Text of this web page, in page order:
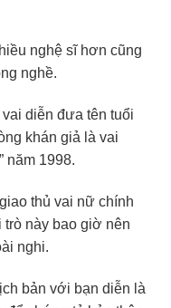
nghệ sĩ hơn cũng
nghề.
diễn đưa tên tuổi
khán giả là vai
năm 1998.
thủ vai nữ chính
này bao giờ nên
nghi.
bản với bạn diễn là